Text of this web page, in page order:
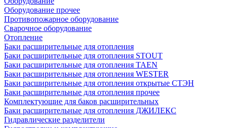
Оборудование прочее
Противопожарное оборудование
Сварочное оборудование
Отопление
Баки расширительные для отопления
Баки расширительные для отопления STOUT
Баки расширительные для отопления TAEN
Баки расширительные для отопления WESTER
Баки расширительные для отопления открытые СТЭН
Баки расширительные для отопления прочее
Комплектующие для баков расширительных
Баки расширительные для отопления ДЖИЛЕКС
Гидравлические разделители